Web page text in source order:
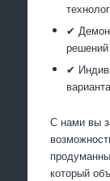
✔
✔
С нами вы
который